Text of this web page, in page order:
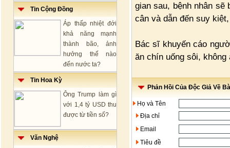
Tin Cộng Đồng
Áp thấp nhiệt đới
khả năng mạnh
thành bão, ảnh
hưởng thế nào
đến nước ta?
Tin Hoa Kỳ
Ông Trump làm gì
với 1,4 tỷ USD thu
được từ tiền số?
Văn Nghệ
gian sau, bệnh nhân
cân và dẫn đến suy
Bác sĩ khuyến cáo
ăn chín uống sôi,
Phản Hồi Của Độc Giả Về
Họ và Tên
Địa chỉ
Email
Tiêu đề